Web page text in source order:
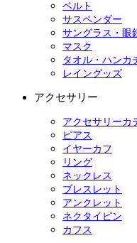
ベルト
サスペンダー
サングラス・眼
マスク
タオル・ハンカ
レイングッズ
アクセサリー
アクセサリーカ
ピアス
イヤーカフ
リング
ネックレス
ブレスレット
アンクレット
ネクタイピン
カフス